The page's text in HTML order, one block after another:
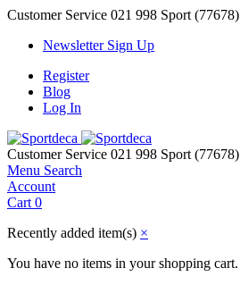
Customer Service 021 998 Sport (77678)
Newsletter Sign Up
Register
Blog
Log In
Customer Service 021 998 Sport (77678)
Menu Search
Account
Cart 0
Recently added item(s) ×
You have no items in your shopping cart.